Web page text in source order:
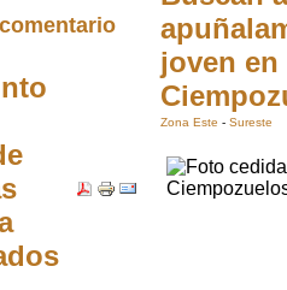
joven en
Zona Este - Sureste